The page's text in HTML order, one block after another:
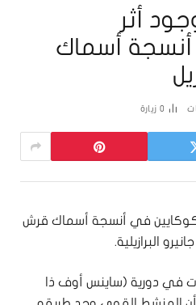
أثر
أنسجة أسماك
0 زيارة
في أنسجة أسماك قرش
البرازيلية.
في دورية (ساينس أوف ذا